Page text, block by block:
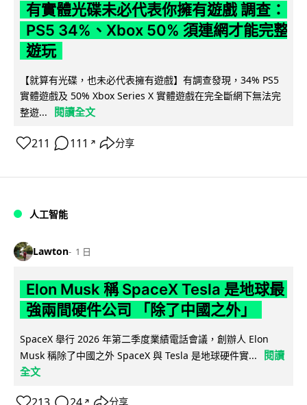
有實體光碟未必代表你擁有遊戲 調查：
PS5 34%、Xbox 50% 須連網才能完整
遊玩
【就算有光碟，也未必代表擁有遊戲】有調查發現，34% PS5
實體遊戲及 50% Xbox Series X 實體遊戲在完全斷網下無法完
整遊...
閱讀全文
211 111 ↗ 分享
人工智能
Lawton 1 日
Elon Musk 稱 SpaceX Tesla 是地球最
強兩間硬件公司 「除了中國之外」
SpaceX 舉行 2026 年第二季度業績電話會議，創辦人 Elon
Musk 稱除了中國之外 SpaceX 與 Tesla 是地球硬件實...
閱讀
全文
↗ 分享